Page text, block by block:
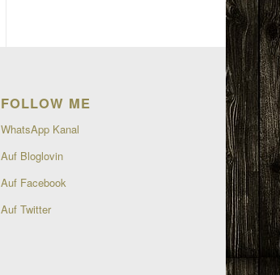
FOLLOW ME
WhatsApp Kanal
Auf Bloglovin
Auf Facebook
Auf Twitter